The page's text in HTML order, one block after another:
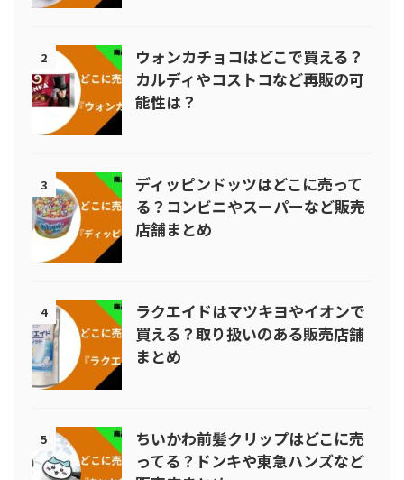
2
ウォンカチョコはどこで買える？
カルディやコストコなど再販の可
能性は？
3
ディッピンドッツはどこに売って
る？コンビニやスーパーなど販売
店舗まとめ
4
ラクエイドはマツキヨやイオンで
買える？取り扱いのある販売店舗
まとめ
5
ちいかわ前髪クリップはどこに売
ってる？ドンキや東急ハンズなど